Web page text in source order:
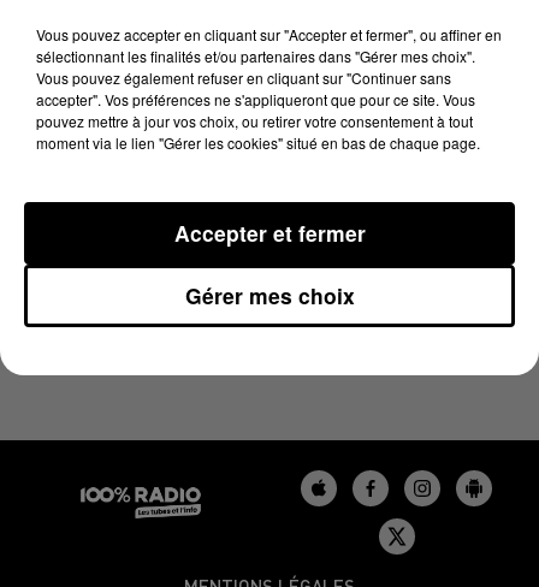
15 janvier 2025 - 2 min 15 sec
LES INFOS DU BÉARN DU 15/01/2025 À 09H59
Vous pouvez accepter en cliquant sur "Accepter et fermer", ou affiner en
sélectionnant les finalités et/ou partenaires dans "Gérer mes choix".
Vous pouvez également refuser en cliquant sur "Continuer sans
accepter". Vos préférences ne s'appliqueront que pour ce site. Vous
pouvez mettre à jour vos choix, ou retirer votre consentement à tout
moment via le lien "Gérer les cookies" situé en bas de chaque page.
Gérer mes choix
Accepter et fermer